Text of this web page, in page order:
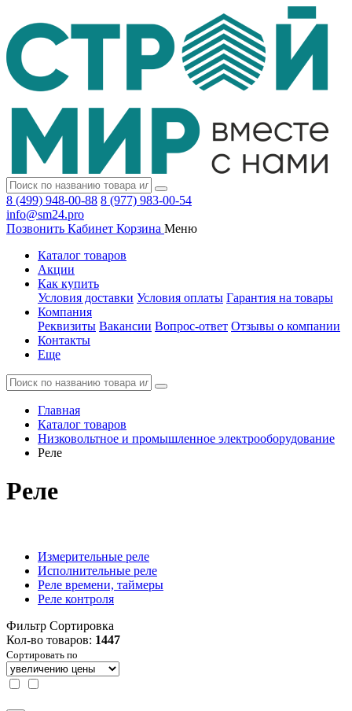
8 (499) 948-00-88 8 (977) 983-00-54
info@sm24.pro
Позвонить Кабинет Корзина Меню
Каталог товаров
Акции
Как купить
Условия доставки Условия оплаты Гарантия на товары
Компания
Реквизиты Вакансии Вопрос-ответ Отзывы о компании
Контакты
Еще
Главная
Каталог товаров
Низковольтное и промышленное электрооборудование
Реле
Реле
Измерительные реле
Исполнительные реле
Реле времени, таймеры
Реле контроля
Фильтр Сортировка
Кол-во товаров: 1447
Сортировать по